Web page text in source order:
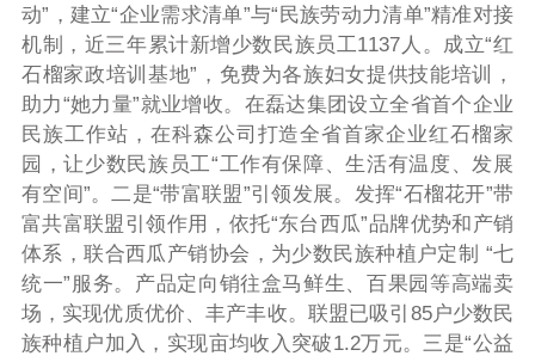
动”，建立“企业需求清单”与“民族劳动力清单”精准对接
机制，近三年累计新增少数民族员工1137人。成立“红
石榴家政培训基地”，免费为各族妇女提供技能培训，
助力“她力量”就业增收。在磊达集团设立全省首个企业
民族工作站，在科森公司打造全省首家企业红石榴家
园，让少数民族员工“工作有保障、生活有温度、发展
有空间”。二是“带富联盟”引领发展。发挥“石榴花开”带
富共富联盟引领作用，依托“东台西瓜”品牌优势和产销
体系，联合西瓜产销协会，为少数民族种植户定制 “七
统一”服务。产品定向销往盒马鲜生、百果园等高端卖
场，实现优质优价、丰产丰收。联盟已吸引85户少数民
族种植户加入，实现亩均收入突破1.2万元。三是“公益